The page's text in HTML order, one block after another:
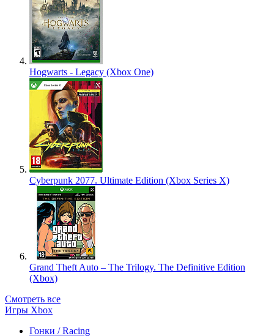
Hogwarts - Legacy (Xbox One)
Cyberpunk 2077. Ultimate Edition (Xbox Series X)
Grand Theft Auto – The Trilogy. The Definitive Edition
(Xbox)
Смотреть все
Игры Xbox
Гонки / Racing